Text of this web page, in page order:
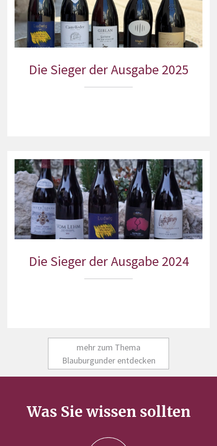
Die Sieger der Ausgabe 2025
Die Sieger der Ausgabe 2024
mehr zum Thema
Blauburgunder entdecken
Was Sie wissen sollten